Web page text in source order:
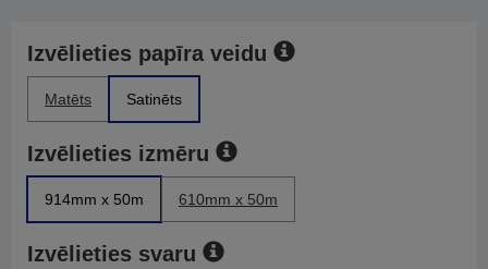
Izvēlieties papīra veidu
Matēts Satinēts
Izvēlieties izmēru
914mm x 50m 610mm x 50m
Izvēlieties svaru